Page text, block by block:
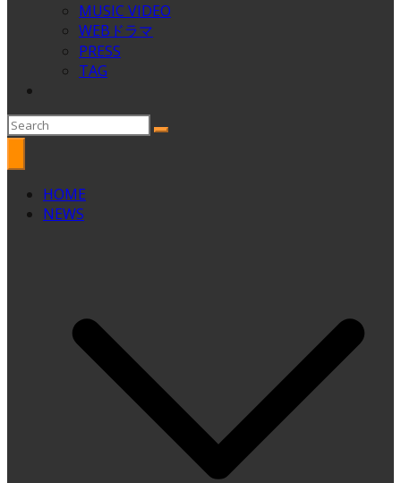
MUSIC VIDEO
WEBドラマ
PRESS
TAG
HOME
NEWS